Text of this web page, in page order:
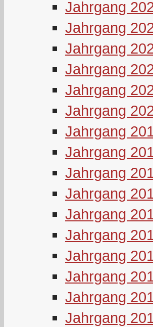
Jahrgang
Jahrgang
Jahrgang
Jahrgang
Jahrgang
Jahrgang
Jahrgang
Jahrgang
Jahrgang
Jahrgang
Jahrgang
Jahrgang
Jahrgang
Jahrgang
Jahrgang
Jahrgang